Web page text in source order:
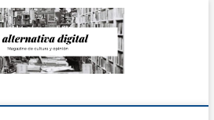
Alternativa